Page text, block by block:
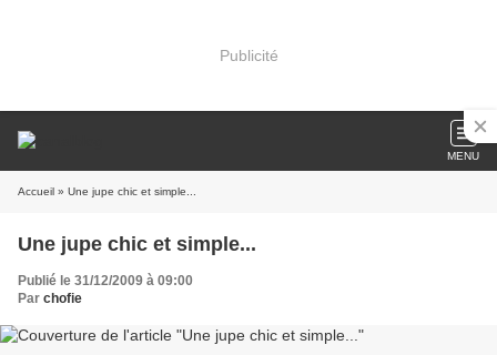
Publicité
MENU
Accueil » Une jupe chic et simple...
Une jupe chic et simple...
Publié le 31/12/2009 à 09:00
Par chofie